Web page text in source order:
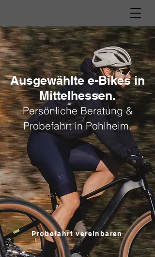
Ausgewählte e-Bikes in
Mittelhessen.
Persönliche Beratung &
Probefahrt in Pohlheim.
Probefahrt vereinbaren